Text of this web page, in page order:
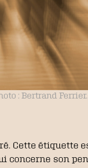
: Bertrand Ferrier.
Cette étiquette
concerne son